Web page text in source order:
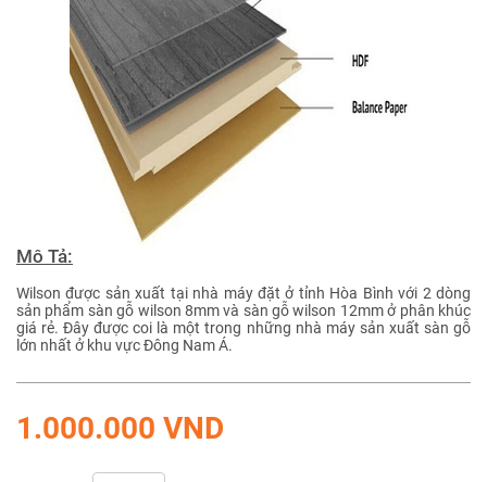
Mô Tả:
Wilson được sản xuất tại nhà máy đặt ở tỉnh Hòa Bình với 2 dòng
sản phẩm sàn gỗ wilson 8mm và sàn gỗ wilson 12mm ở phân khúc
giá rẻ. Đây được coi là một trong những nhà máy sản xuất sàn gỗ
lớn nhất ở khu vực Đông Nam Á.
1.000.000 VND